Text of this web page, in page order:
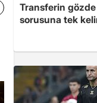
Transferin
sorusuna tek